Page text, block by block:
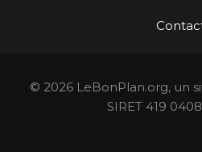
© 2026 LeBonPlan.org, un
SIRET 419